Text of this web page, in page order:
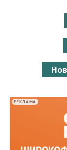
РЕКЛАМА